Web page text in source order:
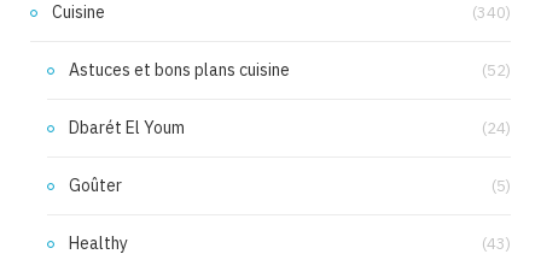
Cuisine (340)
Astuces et bons plans cuisine (52)
Dbarét El Youm (24)
Goûter (5)
Healthy (43)